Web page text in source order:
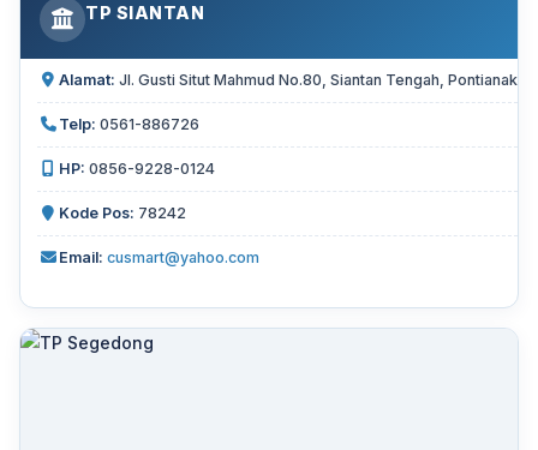
TP SIANTAN
Alamat: Jl. Gusti Situt Mahmud No.80, Siantan Tengah, Pontianak
Telp: 0561-886726
HP: 0856-9228-0124
Kode Pos: 78242
Email: cusmart@yahoo.com